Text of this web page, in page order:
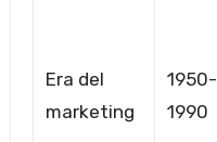
Era del
marketing
1950-
1990